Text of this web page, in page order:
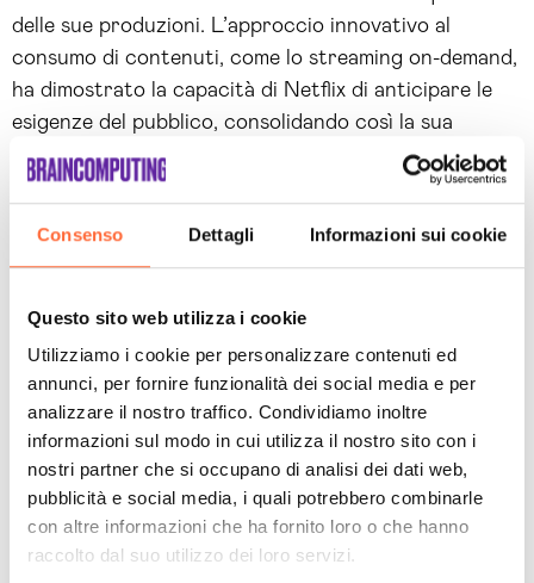
Consenso Dettagli Informazioni sui cookie
Questo sito web utilizza i cookie
Utilizziamo i cookie per personalizzare contenuti ed
annunci, per fornire funzionalità dei social media e per
analizzare il nostro traffico. Condividiamo inoltre
informazioni sul modo in cui utilizza il nostro sito con i
nostri partner che si occupano di analisi dei dati web,
pubblicità e social media, i quali potrebbero combinarle
con altre informazioni che ha fornito loro o che hanno
raccolto dal suo utilizzo dei loro servizi.
delle sue produzioni. L’approccio innovativo al
consumo di contenuti, come lo streaming on-demand,
ha dimostrato la capacità di Netflix di anticipare le
esigenze del pubblico, consolidando così la sua
reputazione come pioniere nell’industria
dell’intrattenimento.
Scopri il servizio
Branding di Brain
Computing e accresci
la tua Brand
Reputation aziendale!
Il nostro approccio strategico mira a plasmare ad